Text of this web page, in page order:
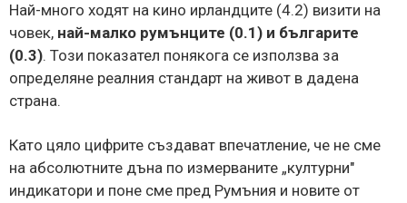
Най-много ходят на кино ирландците (4.2) визити на
човек, най-малко румънците (0.1) и българите
(0.3). Този показател понякога се използва за
определяне реалния стандарт на живот в дадена
страна.
Като цяло цифрите създават впечатление, че не сме
на абсолютните дъна по измерваните „културни"
индикатори и поне сме пред Румъния и новите от